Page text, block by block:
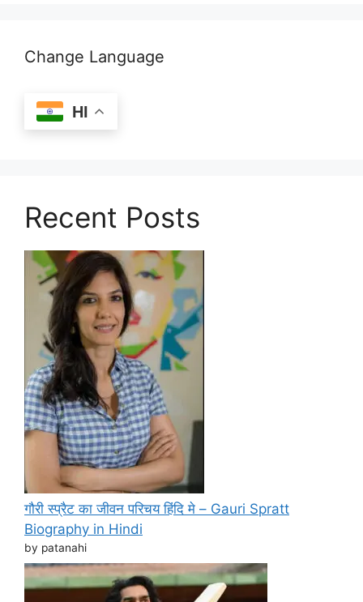
Change Language
HI
Recent Posts
गौरी स्प्रैट का जीवन परिचय हिंदि मे – Gauri Spratt
Biography in Hindi
by patanahi